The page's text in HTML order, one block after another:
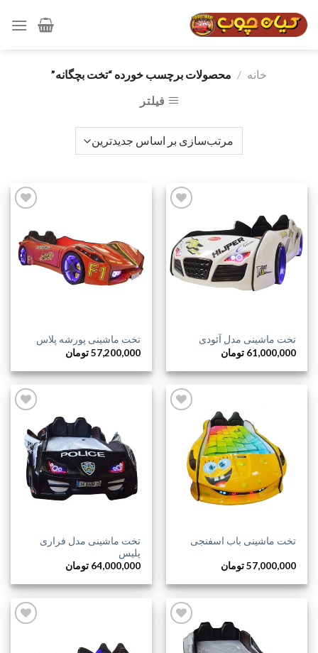
خانه / محصولات برچسب خورده “تخت بچگانه”
فیلتر
افزودن
به
علاقه
مندی
تخت ماشینی مدل آئودی
61,000,000 تومان
افزودن
به
علاقه
تخت ماشینی پورشه پلاس
57,200,000تومان
علاقه
تخت ماشینی باب اسفنجی
57,000,000تومان
افزودن
علاقه
مندی
تخت ماشینی مدل فراری
پلیس
64,000,000 تومان